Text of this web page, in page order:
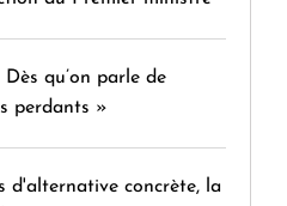
Dès qu’on parle de
perdants »
d'alternative concrète, la